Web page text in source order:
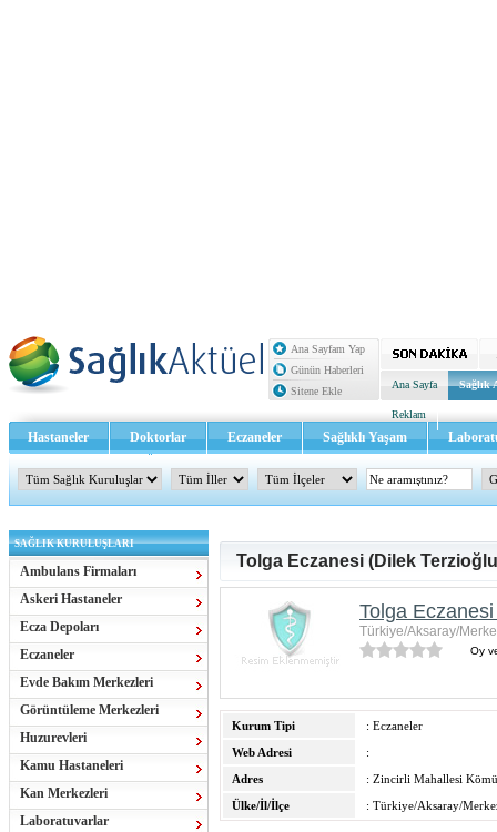
Ana Sayfam Yap
Günün Haberleri
Sitene Ekle
Ana Sayfa Sağlık
Reklam
Hastaneler Doktorlar Eczaneler Sağlıklı Yaşam
Sağlık TV - Video İletişim
SAĞLIK KURULUŞLARI
Ambulans Firmaları
Askeri Hastaneler
Ecza Depoları
Eczaneler
Evde Bakım Merkezleri
Görüntüleme Merkezleri
Huzurevleri
Kamu Hastaneleri
Kan Merkezleri
Laboratuvarlar
Tolga Eczanesi (Dilek
Tolga
Türkiye/Aksaray/
Oy
Kurum Tipi
: Eczaneler
Web Adresi
:
Adres
: Zincirli Mahallesi
Ülke/İl/İlçe
: Türkiye/Aksaray/